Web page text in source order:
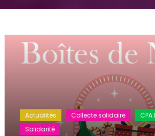
Actualités Collecte solidaire
Solidarité